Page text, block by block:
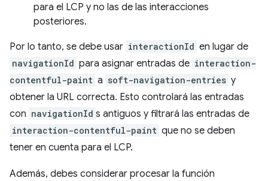
para el LCP y no las de las interacciones
posteriores.
Por lo tanto, se debe usar interactionId en lugar de
navigationId para asignar entradas de interaction-
contentful-paint a soft-navigation-entries y
obtener la URL correcta. Esto controlará las entradas
con navigationId s antiguos y filtrará las entradas de
interaction-contentful-paint que no se deben
tener en cuenta para el LCP.
Además, debes considerar procesar la función